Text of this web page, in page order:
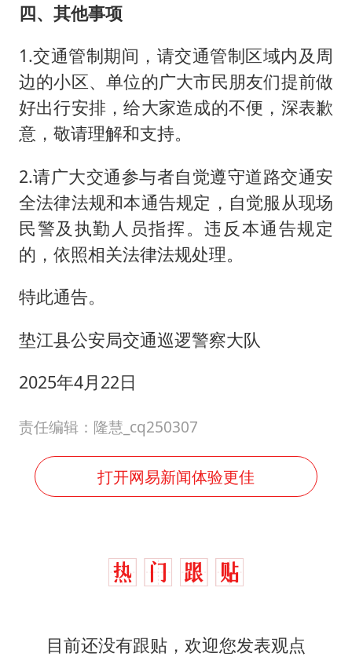
四、其他事项
1.交通管制期间，请交通管制区域内及周
边的小区、单位的广大市民朋友们提前做
好出行安排，给大家造成的不便，深表歉
意，敬请理解和支持。
2.请广大交通参与者自觉遵守道路交通安
全法律法规和本通告规定，自觉服从现场
民警及执勤人员指挥。违反本通告规定
的，依照相关法律法规处理。
特此通告。
垫江县公安局交通巡逻警察大队
2025年4月22日
责任编辑：隆慧_cq250307
打开网易新闻体验更佳
目前还没有跟贴，欢迎您发表观点